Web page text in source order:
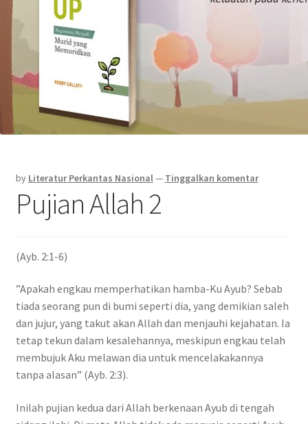
by Literatur Perkantas Nasional— Tinggalkan komentar
Pujian Allah 2
(Ayb. 2:1-6)
”Apakah engkau memperhatikan hamba-Ku Ayub? Sebab
tiada seorang pun di bumi seperti dia, yang demikian saleh
dan jujur, yang takut akan Allah dan menjauhi kejahatan. Ia
tetap tekun dalam kesalehannya, meskipun engkau telah
membujuk Aku melawan dia untuk mencelakakannya
tanpa alasan” (Ayb. 2:3).
Inilah pujian kedua dari Allah berkenaan Ayub di tengah